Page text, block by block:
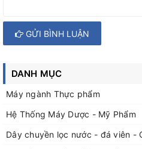
GỬI BÌNH LUẬN
DANH MỤC
Máy ngành Thực phẩm
Hệ Thống Máy Dược - Mỹ Phẩm
Dây chuyền lọc nước - đá viên -